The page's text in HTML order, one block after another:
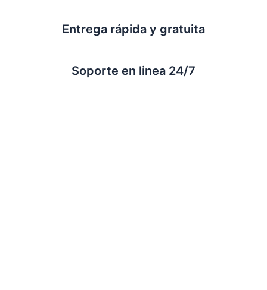
Entrega rápida y gratuita
Soporte en linea 24/7